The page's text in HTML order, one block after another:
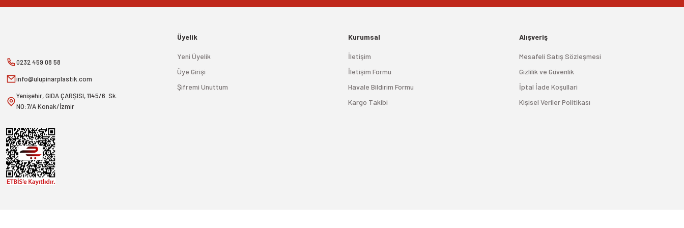
0232 459 08 58
info@ulupinarplastik.com
Yenişehir, GIDA ÇARŞISI, 1145/6. Sk.
NO:7/A Konak/İzmir
Üyelik
Yeni Üyelik
Üye Girişi
Şifremi Unuttum
Kurumsal
İletişim
İletişim Formu
Havale Bildirim Formu
Kargo Takibi
Alışveriş
Mesafeli Satış Sözleşmesi
Gizlilik ve Güvenlik
İptal İade Koşullari
Kişisel Veriler Politikası